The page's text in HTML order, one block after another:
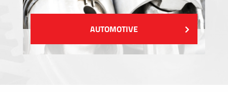
AUTOMOTIVE